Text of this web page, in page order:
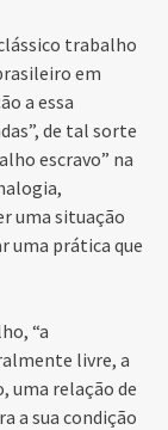
trabalho
em
a essa
de tal sorte
escravo” na
uma situação
uma prática que
“a
livre, a
uma relação de
a sua condição